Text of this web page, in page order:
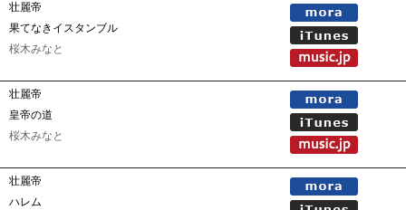
壮麗帝
果てなきイスタンブル
桜木みなと
壮麗帝
皇帝の道
桜木みなと
壮麗帝
ハレム